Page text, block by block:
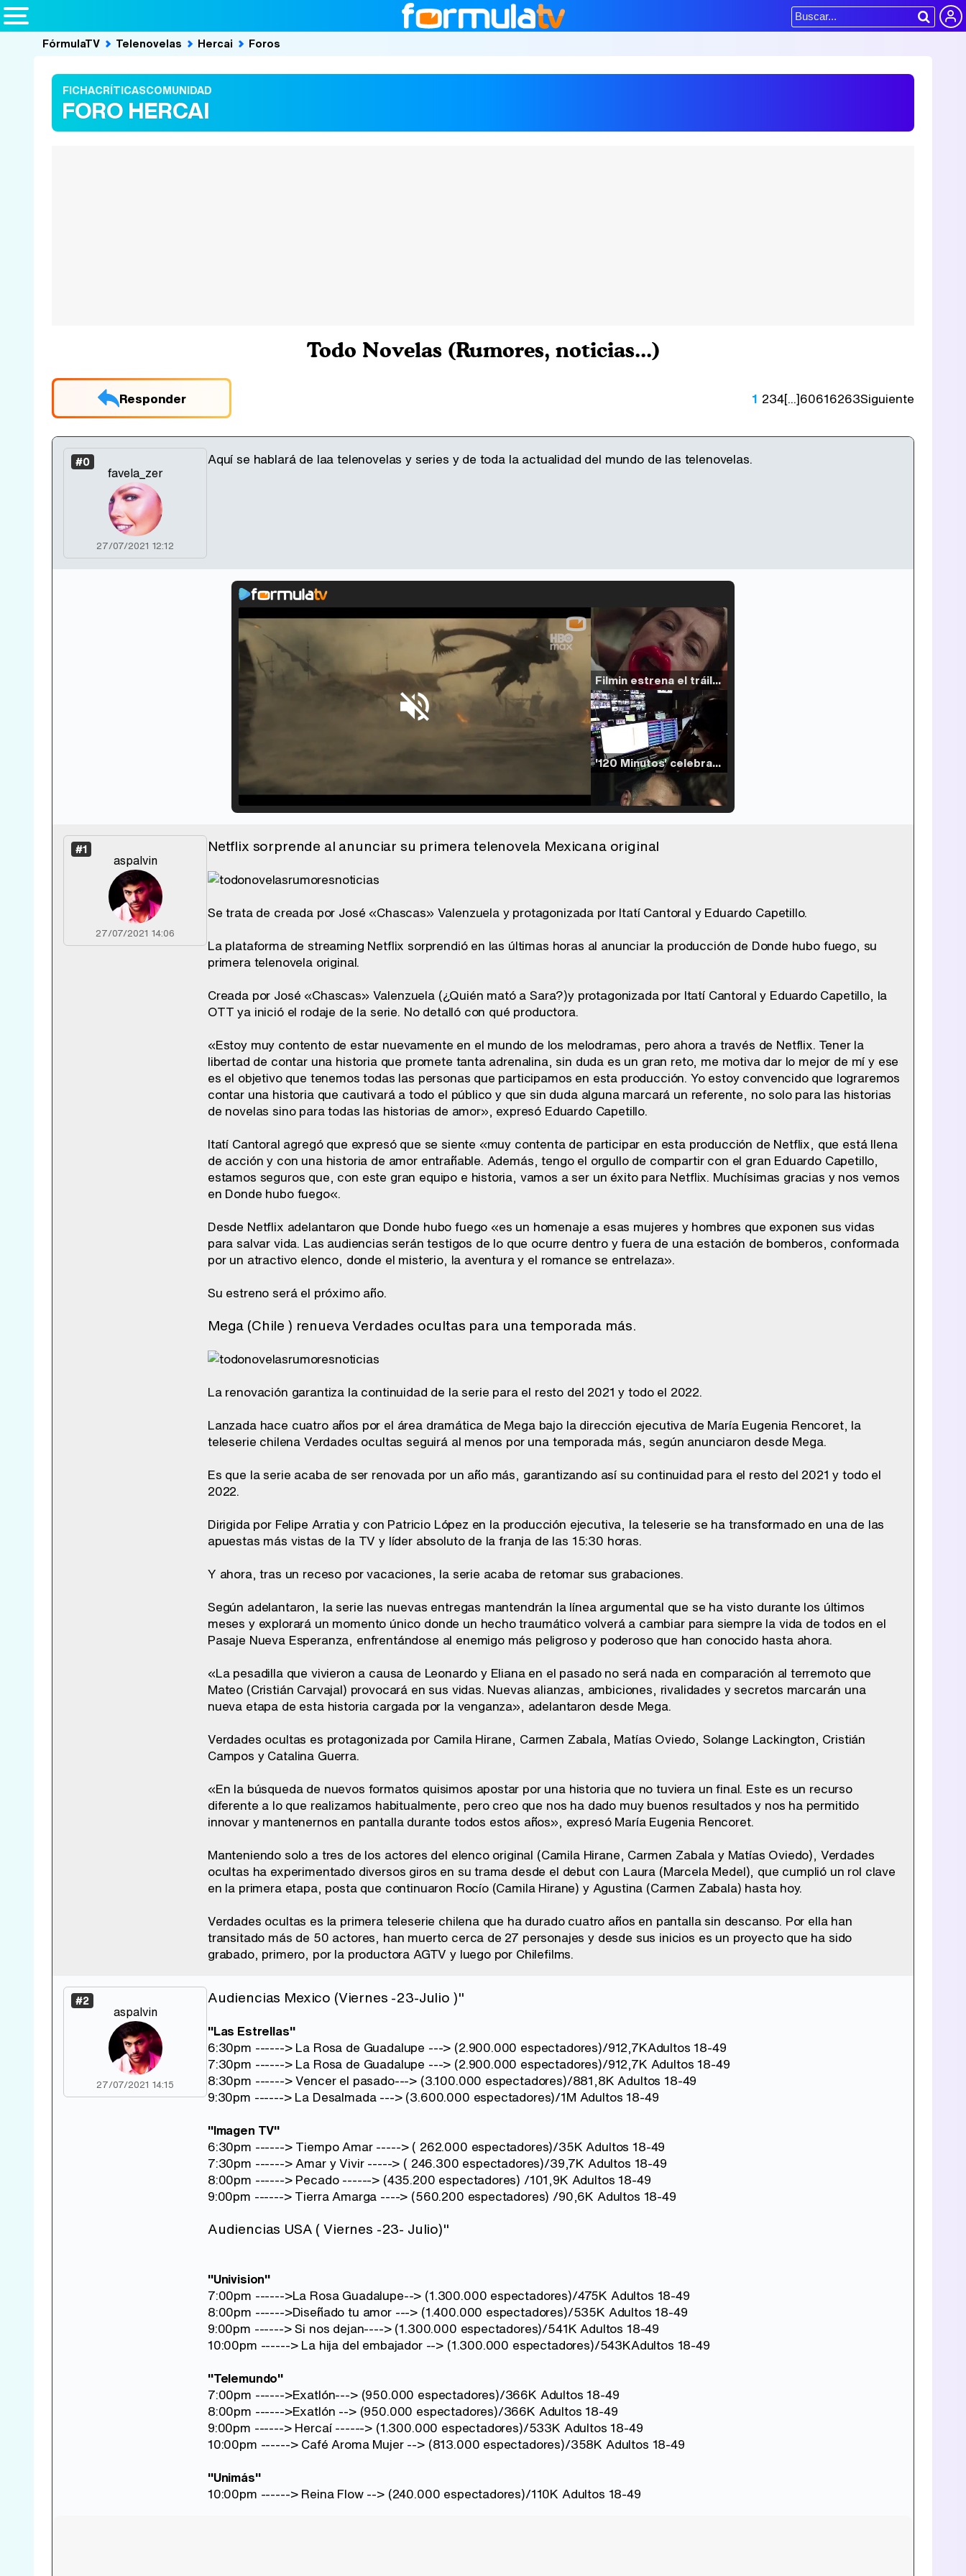
FórmulaTV Telenovelas Hercai Foros
FICHACRÍTICASCOMUNIDAD
FORO HERCAI
Todo Novelas (Rumores, noticias...)
Responder 1 234[...]60616263Siguiente
#0
favela_zer
27/07/2021 12:12
Aquí se hablará de laa telenovelas y series y de toda la actualidad del mundo de las telenovelas.
Unmute
Filmin estrena el tráiler de 'Millennial Mal', su nueva comedia universitaria de la mano de Lorena Iglesias
'120 Minutos' celebra sus 2.000 programas en Telemadrid con un vídeo del día a día en la redacción
Canción ganadora de Eurovisión 2026: DARA con "Bangaranga" por Bulgaria
#1
aspalvin
27/07/2021 14:06
Netflix sorprende al anunciar su primera telenovela Mexicana original
Se trata de creada por José «Chascas» Valenzuela y protagonizada por Itatí Cantoral y Eduardo Capetillo.
La plataforma de streaming Netflix sorprendió en las últimas horas al anunciar la producción de Donde hubo fuego, su
primera telenovela original.
Creada por José «Chascas» Valenzuela (¿Quién mató a Sara?)y protagonizada por Itatí Cantoral y Eduardo Capetillo, la
OTT ya inició el rodaje de la serie. No detalló con qué productora.
«Estoy muy contento de estar nuevamente en el mundo de los melodramas, pero ahora a través de Netflix. Tener la
libertad de contar una historia que promete tanta adrenalina, sin duda es un gran reto, me motiva dar lo mejor de mí y ese
es el objetivo que tenemos todas las personas que participamos en esta producción. Yo estoy convencido que lograremos
contar una historia que cautivará a todo el público y que sin duda alguna marcará un referente, no solo para las historias
de novelas sino para todas las historias de amor», expresó Eduardo Capetillo.
Itatí Cantoral agregó que expresó que se siente «muy contenta de participar en esta producción de Netflix, que está llena
de acción y con una historia de amor entrañable. Además, tengo el orgullo de compartir con el gran Eduardo Capetillo,
estamos seguros que, con este gran equipo e historia, vamos a ser un éxito para Netflix. Muchísimas gracias y nos vemos
en Donde hubo fuego«.
Desde Netflix adelantaron que Donde hubo fuego «es un homenaje a esas mujeres y hombres que exponen sus vidas
para salvar vida. Las audiencias serán testigos de lo que ocurre dentro y fuera de una estación de bomberos, conformada
por un atractivo elenco, donde el misterio, la aventura y el romance se entrelaza».
Su estreno será el próximo año.
Mega (Chile ) renueva Verdades ocultas para una temporada más.
La renovación garantiza la continuidad de la serie para el resto del 2021 y todo el 2022.
Lanzada hace cuatro años por el área dramática de Mega bajo la dirección ejecutiva de María Eugenia Rencoret, la
teleserie chilena Verdades ocultas seguirá al menos por una temporada más, según anunciaron desde Mega.
Es que la serie acaba de ser renovada por un año más, garantizando así su continuidad para el resto del 2021 y todo el
2022.
Dirigida por Felipe Arratia y con Patricio López en la producción ejecutiva, la teleserie se ha transformado en una de las
apuestas más vistas de la TV y líder absoluto de la franja de las 15:30 horas.
Y ahora, tras un receso por vacaciones, la serie acaba de retomar sus grabaciones.
Según adelantaron, la serie las nuevas entregas mantendrán la línea argumental que se ha visto durante los últimos
meses y explorará un momento único donde un hecho traumático volverá a cambiar para siempre la vida de todos en el
Pasaje Nueva Esperanza, enfrentándose al enemigo más peligroso y poderoso que han conocido hasta ahora.
«La pesadilla que vivieron a causa de Leonardo y Eliana en el pasado no será nada en comparación al terremoto que
Mateo (Cristián Carvajal) provocará en sus vidas. Nuevas alianzas, ambiciones, rivalidades y secretos marcarán una
nueva etapa de esta historia cargada por la venganza», adelantaron desde Mega.
Verdades ocultas es protagonizada por Camila Hirane, Carmen Zabala, Matías Oviedo, Solange Lackington, Cristián
Campos y Catalina Guerra.
«En la búsqueda de nuevos formatos quisimos apostar por una historia que no tuviera un final. Este es un recurso
diferente a lo que realizamos habitualmente, pero creo que nos ha dado muy buenos resultados y nos ha permitido
innovar y mantenernos en pantalla durante todos estos años», expresó María Eugenia Rencoret.
Manteniendo solo a tres de los actores del elenco original (Camila Hirane, Carmen Zabala y Matías Oviedo), Verdades
ocultas ha experimentado diversos giros en su trama desde el debut con Laura (Marcela Medel), que cumplió un rol clave
en la primera etapa, posta que continuaron Rocío (Camila Hirane) y Agustina (Carmen Zabala) hasta hoy.
Verdades ocultas es la primera teleserie chilena que ha durado cuatro años en pantalla sin descanso. Por ella han
transitado más de 50 actores, han muerto cerca de 27 personajes y desde sus inicios es un proyecto que ha sido
grabado, primero, por la productora AGTV y luego por Chilefilms.
#2
aspalvin
27/07/2021 14:15
Audiencias Mexico (Viernes -23-Julio )"
"Las Estrellas"
6:30pm ------> La Rosa de Guadalupe ---> (2.900.000 espectadores)/912,7KAdultos 18-49
7:30pm ------> La Rosa de Guadalupe ---> (2.900.000 espectadores)/912,7K Adultos 18-49
8:30pm ------> Vencer el pasado---> (3.100.000 espectadores)/881,8K Adultos 18-49
9:30pm ------> La Desalmada ---> (3.600.000 espectadores)/1M Adultos 18-49
"Imagen TV"
6:30pm ------> Tiempo Amar -----> ( 262.000 espectadores)/35K Adultos 18-49
7:30pm ------> Amar y Vivir -----> ( 246.300 espectadores)/39,7K Adultos 18-49
8:00pm ------> Pecado ------> (435.200 espectadores) /101,9K Adultos 18-49
9:00pm ------> Tierra Amarga ----> (560.200 espectadores) /90,6K Adultos 18-49
Audiencias USA ( Viernes -23- Julio)"
"Univision"
7:00pm ------>La Rosa Guadalupe--> (1.300.000 espectadores)/475K Adultos 18-49
8:00pm ------>Diseñado tu amor ---> (1.400.000 espectadores)/535K Adultos 18-49
9:00pm ------> Si nos dejan----> (1.300.000 espectadores)/541K Adultos 18-49
10:00pm ------> La hija del embajador --> (1.300.000 espectadores)/543KAdultos 18-49
"Telemundo"
7:00pm ------>Exatlón---> (950.000 espectadores)/366K Adultos 18-49
8:00pm ------>Exatlón --> (950.000 espectadores)/366K Adultos 18-49
9:00pm ------> Hercaí ------> (1.300.000 espectadores)/533K Adultos 18-49
10:00pm ------> Café Aroma Mujer --> (813.000 espectadores)/358K Adultos 18-49
"Unimás"
10:00pm ------> Reina Flow --> (240.000 espectadores)/110K Adultos 18-49